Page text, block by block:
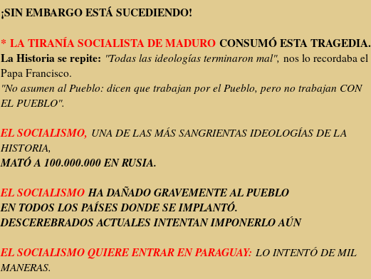
¡SIN EMBARGO ESTÁ SUCEDIENDO!
* LA TIRANÍA SOCIALISTA DE MADURO CONSUMÓ ESTA TRAGEDIA.
La Historia se repite: "Todas las ideologías terminaron mal", nos lo recordaba el
Papa Francisco.
"No asumen al Pueblo: dicen que trabajan por el Pueblo, pero no trabajan CON
EL PUEBLO".
EL SOCIALISMO, UNA DE LAS MÁS SANGRIENTAS IDEOLOGÍAS DE LA
HISTORIA,
MATÓ A 100.000.000 EN RUSIA.
EL SOCIALISMOHA DAÑADO GRAVEMENTE AL PUEBLO
EN TODOS LOS PAÍSES DONDE SE IMPLANTÓ.
DESCEREBRADOS ACTUALES INTENTAN IMPONERLO AÚN
EL SOCIALISMO QUIERE ENTRAR EN PARAGUAY: LO INTENTÓ DE MIL
MANERAS.